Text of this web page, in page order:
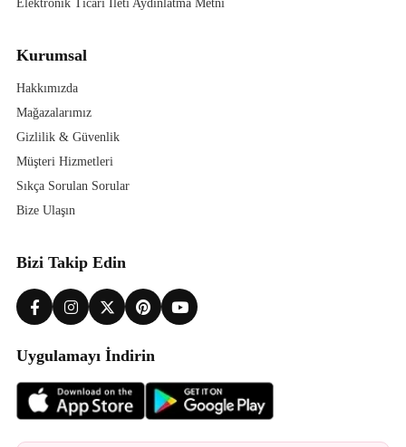
Elektronik Ticari İleti Aydınlatma Metni
Kurumsal
Hakkımızda
Mağazalarımız
Gizlilik & Güvenlik
Müşteri Hizmetleri
Sıkça Sorulan Sorular
Bize Ulaşın
Bizi Takip Edin
Uygulamayı İndirin